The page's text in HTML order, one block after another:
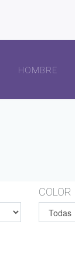
HOMBRE
COLOR